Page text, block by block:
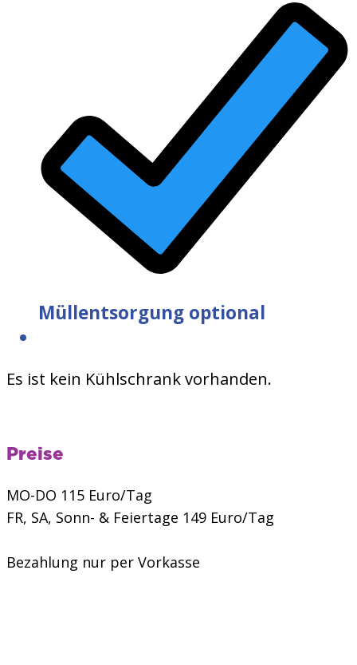
Müllentsorgung optional
Es ist kein Kühlschrank vorhanden.
Preise
MO-DO 115 Euro/Tag
FR, SA, Sonn- & Feiertage 149 Euro/Tag
Bezahlung nur per Vorkasse